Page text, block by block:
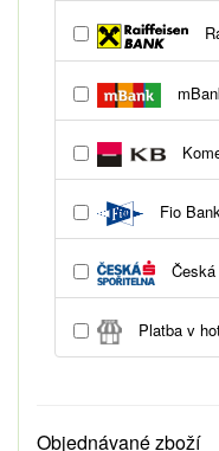
Fio
Platba v
Objednávané zboží